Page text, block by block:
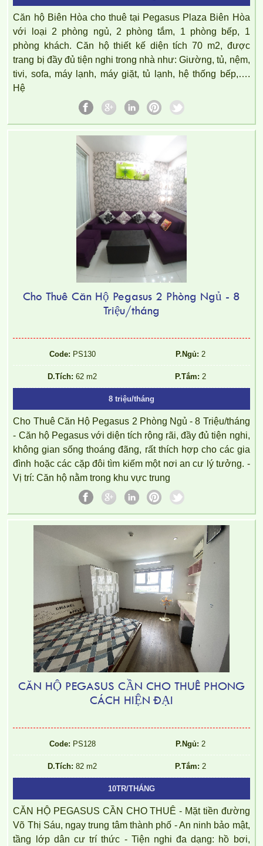
Căn hộ Biên Hòa cho thuê tại Pegasus Plaza Biên Hòa
với loại 2 phòng ngủ, 2 phòng tắm, 1 phòng bếp, 1
phòng khách. Căn hộ thiết kế diện tích 70 m2, được
trang bị đầy đủ tiện nghi trong nhà như: Giường, tủ, nệm,
tivi, sofa, máy lạnh, máy giặt, tủ lạnh, hệ thống bếp,….
Hệ
Cho Thuê Căn Hộ Pegasus 2 Phòng Ngủ - 8
Triệu/tháng
Code: PS130 P.Ngủ: 2
D.Tích: 62 m2 P.Tắm: 2
8 triệu/tháng
Cho Thuê Căn Hộ Pegasus 2 Phòng Ngủ - 8 Triệu/tháng
- Căn hộ Pegasus với diện tích rộng rãi, đầy đủ tiện nghi,
không gian sống thoáng đãng, rất thích hợp cho các gia
đình hoặc các cặp đôi tìm kiếm một nơi an cư lý tưởng. -
Vị trí: Căn hộ nằm trong khu vực trung
CĂN HỘ PEGASUS CẦN CHO THUÊ PHONG
CÁCH HIỆN ĐẠI
Code: PS128 P.Ngủ: 2
D.Tích: 82 m2 P.Tắm: 2
10TR/THÁNG
CĂN HỘ PEGASUS CẦN CHO THUÊ - Mặt tiền đường
Võ Thị Sáu, ngay trung tâm thành phố - An ninh bảo mật,
tầng lớp dân cư trí thức - Tiện nghi đa dạng: hồ bơi,